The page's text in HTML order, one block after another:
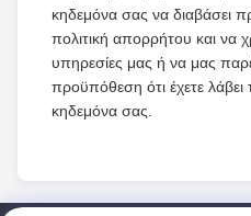
κηδεμόνα σας να διαβάσει
πολιτική απορρήτου και να
υπηρεσίες μας ή να μας
προϋπόθεση ότι έχετε
κηδεμόνα σας.